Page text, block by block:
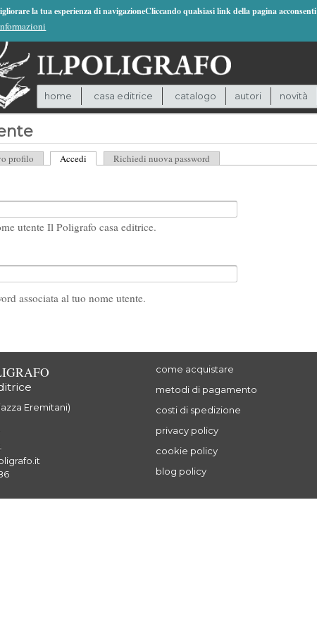
la tua esperienza di navigazioneCliccando qualsiasi link della pagina acconsenti
home casa editrice catalogo autori novità
profilo Accedi (scheda attiva)
Richiedi nuova password
utente Il Poligrafo casa editrice.
associata al tuo nome utente.
Eremitani)
come acquistare
metodi di pagamento
costi di spedizione
privacy policy
cookie policy
blog policy